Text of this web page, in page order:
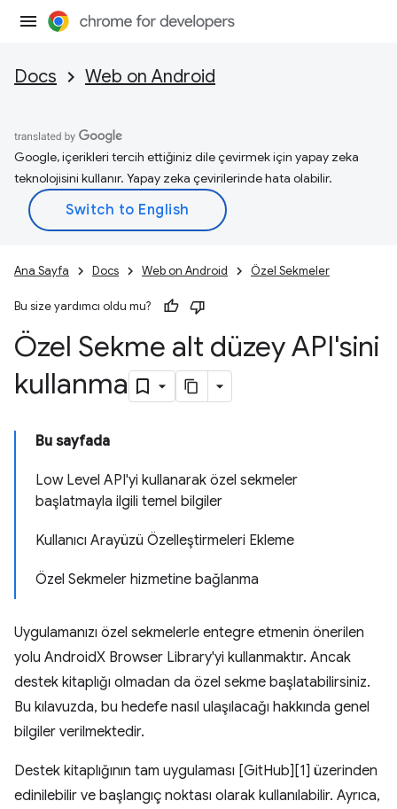
Docs Web on Android
Google, içerikleri tercih ettiğiniz dile çevirmek için yapay zeka
teknolojisini kullanır. Yapay zeka çevirilerinde hata olabilir.
Ana Sayfa Docs Web on Android Özel Sekmeler
Bu size yardımcı oldu mu?
Özel Sekme alt düzey API'sini
kullanma
Bu sayfada
Low Level API'yi kullanarak özel sekmeler
başlatmayla ilgili temel bilgiler
Kullanıcı Arayüzü Özelleştirmeleri Ekleme
Özel Sekmeler hizmetine bağlanma
Uygulamanızı özel sekmelerle entegre etmenin önerilen
yolu AndroidX Browser Library'yi kullanmaktır. Ancak
destek kitaplığı olmadan da özel sekme başlatabilirsiniz.
Bu kılavuzda, bu hedefe nasıl ulaşılacağı hakkında genel
bilgiler verilmektedir.
Destek kitaplığının tam uygulaması [GitHub][1] üzerinden
edinilebilir ve başlangıç noktası olarak kullanılabilir. Ayrıca,